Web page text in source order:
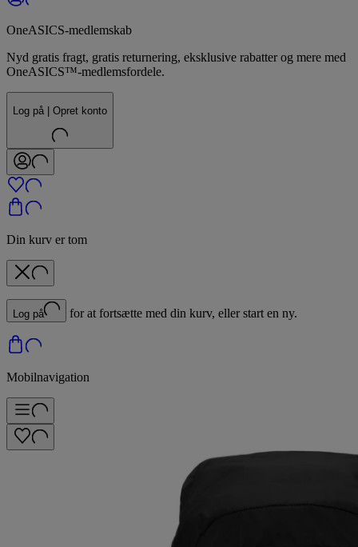
OneASICS-medlemskab
Nyd gratis fragt, gratis returnering, eksklusive rabatter og mere med
OneASICS™-medlemsfordele.
Log på | Opret konto
Din kurv er tom
Log på for at fortsætte med din kurv, eller start en ny.
Mobilnavigation